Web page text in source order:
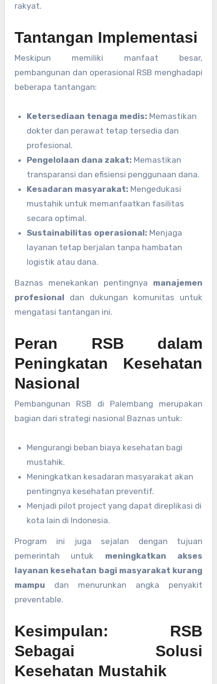
rakyat.
Tantangan Implementasi
Meskipun memiliki manfaat besar,
pembangunan dan operasional RSB menghadapi
beberapa tantangan:
Ketersediaan tenaga medis: Memastikan
dokter dan perawat tetap tersedia dan
profesional.
Pengelolaan dana zakat: Memastikan
transparansi dan efisiensi penggunaan dana.
Kesadaran masyarakat: Mengedukasi
mustahik untuk memanfaatkan fasilitas
secara optimal.
Sustainabilitas operasional: Menjaga
layanan tetap berjalan tanpa hambatan
logistik atau dana.
Baznas menekankan pentingnya manajemen
profesional dan dukungan komunitas untuk
mengatasi tantangan ini.
Peran RSB dalam
Peningkatan Kesehatan
Nasional
Pembangunan RSB di Palembang merupakan
bagian dari strategi nasional Baznas untuk:
Mengurangi beban biaya kesehatan bagi
mustahik.
Meningkatkan kesadaran masyarakat akan
pentingnya kesehatan preventif.
Menjadi pilot project yang dapat direplikasi di
kota lain di Indonesia.
Program ini juga sejalan dengan tujuan
pemerintah untuk meningkatkan akses
layanan kesehatan bagi masyarakat kurang
mampu dan menurunkan angka penyakit
preventable.
Kesimpulan: RSB
Sebagai Solusi
Kesehatan Mustahik